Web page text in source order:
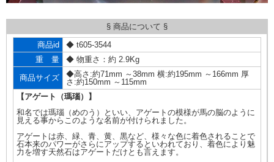
§ 商品について §
商品id
◆ t605-3544
重 量
◆ 物重さ：約 2.9Kg
商品サイズ
◆高さ:約71mm ～38mm 横:約195mm ～166mm 厚
さ:約150mm ～115mm
【アゲート（瑪瑙）】
和名では瑪瑙（めのう）といい、アゲートの模様が馬の脳のように
見える事からこのような名前が付けられました。
アゲートは赤、緑、青、黄、黒など、様々な色に着色されることで
石本来のパワーがさらにアップするといわれており、着色により魅
力を増す天然石はアゲートだけとも言えます。